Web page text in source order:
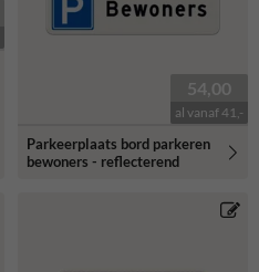
54,00
al vanaf 41,-
Parkeerplaats bord parkeren
bewoners - reflecterend